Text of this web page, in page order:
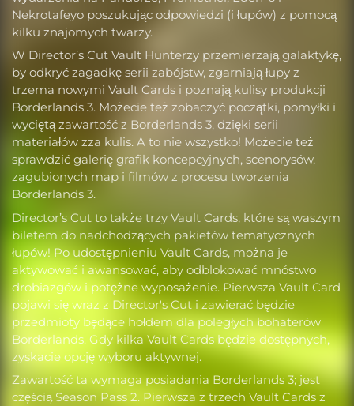
Nekrotafeyo poszukując odpowiedzi (i łupów) z pomocą
kilku znajomych twarzy.
W Director’s Cut Vault Hunterzy przemierzają galaktykę,
by odkryć zagadkę serii zabójstw, zgarniają łupy z
trzema nowymi Vault Cards i poznają kulisy produkcji
Borderlands 3. Możecie też zobaczyć początki, pomyłki i
wyciętą zawartość z Borderlands 3, dzięki serii
materiałów zza kulis. A to nie wszystko! Możecie też
sprawdzić galerię grafik koncepcyjnych, scenorysów,
zagubionych map i filmów z procesu tworzenia
Borderlands 3.
Director’s Cut to także trzy Vault Cards, które są waszym
biletem do nadchodzących pakietów tematycznych
łupów! Po udostępnieniu Vault Cards, można je
aktywować i awansować, aby odblokować mnóstwo
drobiazgów i potężne wyposażenie. Pierwsza Vault Card
pojawi się wraz z Director's Cut i zawierać będzie
przedmioty będące hołdem dla poległych bohaterów
Borderlands. Gdy kilka Vault Cards będzie dostępnych,
zyskacie opcję wyboru aktywnej.
Zawartość ta wymaga posiadania Borderlands 3; jest
częścią Season Pass 2. Pierwsza z trzech Vault Cards z